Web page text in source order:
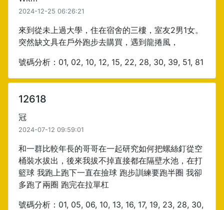
2024-12-25 06:26:21
來到從未上過大學，住在宿舍的三樓，室友2男1女。
突然缺文具在戶外跑步去購買，遇到龍捲風，
號碼分析：01, 02, 10, 12, 15, 22, 28, 30, 39, 51, 81
12618
冠
2024-07-12 09:59:01
和一群比較年長的哥哥在一起研究如何把螺絲釘從空
桶裝水拔出，後來我拔不掉直接都在隔壁水池，在打
籃球 我跑上跑下一直在撿球 跑步訓練要跑半圈 我卻
多跑了兩圈 跑完在拉單杠
號碼分析：01, 05, 06, 10, 13, 16, 17, 19, 23, 28, 30,